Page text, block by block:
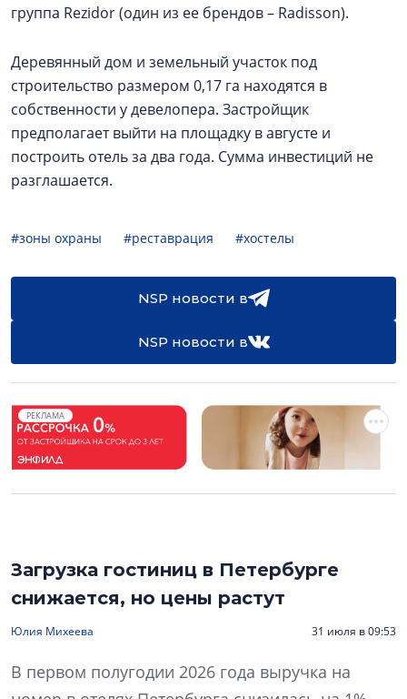
группа Rezidor (один из ее брендов – Radisson).
Деревянный дом и земельный участок под
строительство размером 0,17 га находятся в
собственности у девелопера. Застройщик
предполагает выйти на площадку в августе и
построить отель за два года. Сумма инвестиций не
разглашается.
#зоны охраны #реставрация #хостелы
NSP новости в
NSP новости в
РЕКЛАМА
Загрузка гостиниц в Петербурге
снижается, но цены растут
Юлия Михеева 31 июля в 09:53
В первом полугодии 2026 года выручка на